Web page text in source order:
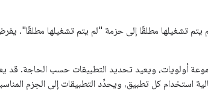
يتم تشغيلها مطلقًا إلى حزمة "لم يتم تشغيلها مطلقًا".
أولويات، ويعيد تحديد التطبيقات حسب الحاجة. قد
استخدام كل تطبيق، ويحدِّد التطبيقات إلى الحِزم